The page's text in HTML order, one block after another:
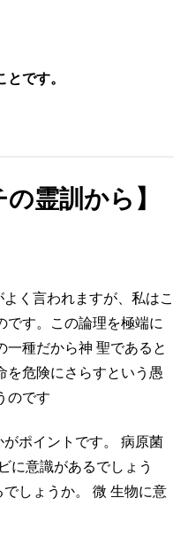
です。
霊訓から】
く言われますが、私はこ
です。この論理を極端に
一種だから神 聖であると
を危険にさらすという愚
のです
がポイントです。 病原菌
に意識があるでしょう
しょうか。 微 生物に意